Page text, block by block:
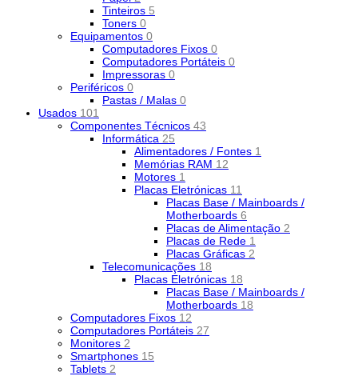
Tinteiros 5
Toners 0
Equipamentos 0
Computadores Fixos 0
Computadores Portáteis 0
Impressoras 0
Periféricos 0
Pastas / Malas 0
Usados 101
Componentes Técnicos 43
Informática 25
Alimentadores / Fontes 1
Memórias RAM 12
Motores 1
Placas Eletrónicas 11
Placas Base / Mainboards /
Motherboards 6
Placas de Alimentação 2
Placas de Rede 1
Placas Gráficas 2
Telecomunicações 18
Placas Eletrónicas 18
Placas Base / Mainboards /
Motherboards 18
Computadores Fixos 12
Computadores Portáteis 27
Monitores 2
Smartphones 15
Tablets 2